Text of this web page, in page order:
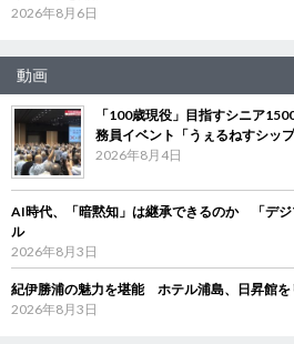
2026年8月6日
動画
「100歳現役」目指すシニア
務員イベント「うぇるねすシップ
2026年8月4日
AI時代、「暗黙知」は継承できるのか 「デ
ル
2026年8月3日
紀伊勝浦の魅力を堪能 ホテル浦島、日昇館を
2026年8月3日